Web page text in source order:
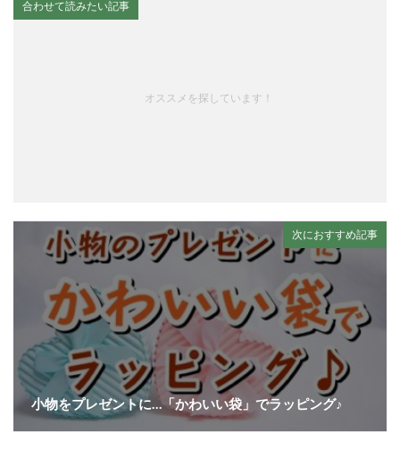
合わせて読みたい記事
オススメを探しています！
次におすすめ記事
小物をプレゼントに…「かわいい袋」でラッピング♪